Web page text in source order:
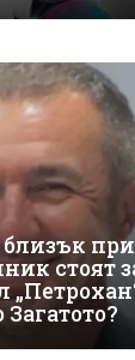
стоят